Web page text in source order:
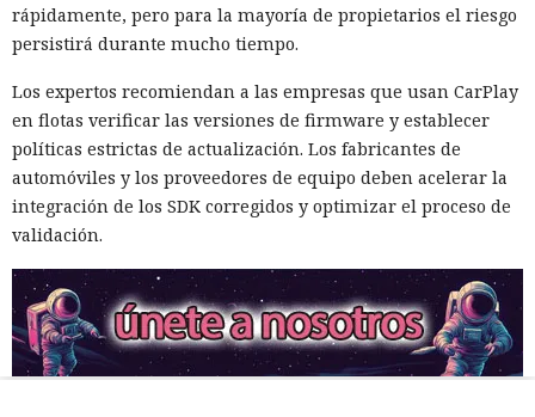
rápidamente, pero para la mayoría de propietarios el riesgo
persistirá durante mucho tiempo.
Los expertos recomiendan a las empresas que usan CarPlay
en flotas verificar las versiones de firmware y establecer
políticas estrictas de actualización. Los fabricantes de
automóviles y los proveedores de equipo deben acelerar la
integración de los SDK corregidos y optimizar el proceso de
validación.